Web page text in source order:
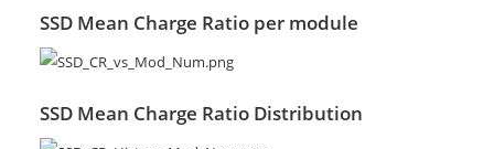
SSD Mean Charge Ratio per module
SSD Mean Charge Ratio Distribution